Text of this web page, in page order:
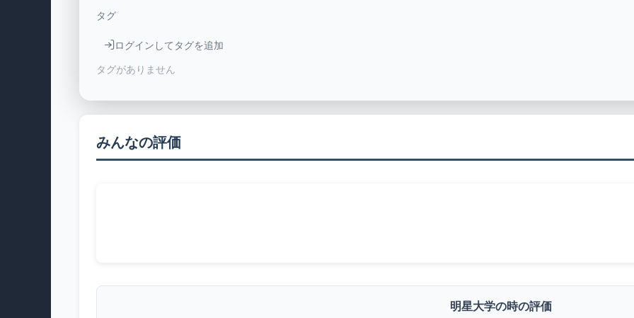
タグ
ログインしてタグを追加
タグがありません
みんなの評価
明星大学の時の評価